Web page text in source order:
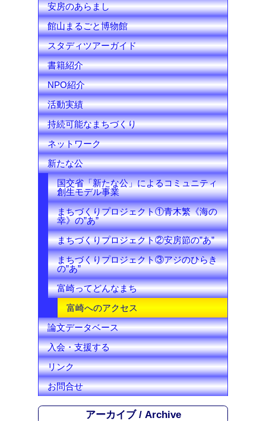
n
e
l
安房のあらまし
館山まるごと博物館
スタディツアーガイド
書籍紹介
NPO紹介
活動実績
持続可能なまちづくり
ネットワーク
新たな公
国交省「新たな公」によるコミュニティ
創生モデル事業
まちづくりプロジェクト①青木繁《海の
幸》の”あ”
まちづくりプロジェクト②安房節の”あ”
まちづくりプロジェクト③アジのひらき
の”あ”
富崎ってどんなまち
富崎へのアクセス
論文データベース
入会・支援する
リンク
お問合せ
アーカイブ / Archive